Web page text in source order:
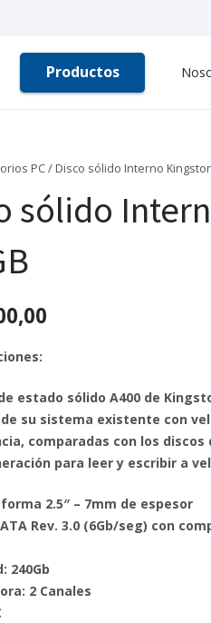
Productos
PC/ Disco sólido Interno Kingston
sólido
estado sólido A400 de
su sistema existente con
comparadas con los
para leer y escribir a
2.5″ – 7mm de espesor
Rev. 3.0 (6Gb/seg) con
240Gb
2 Canales